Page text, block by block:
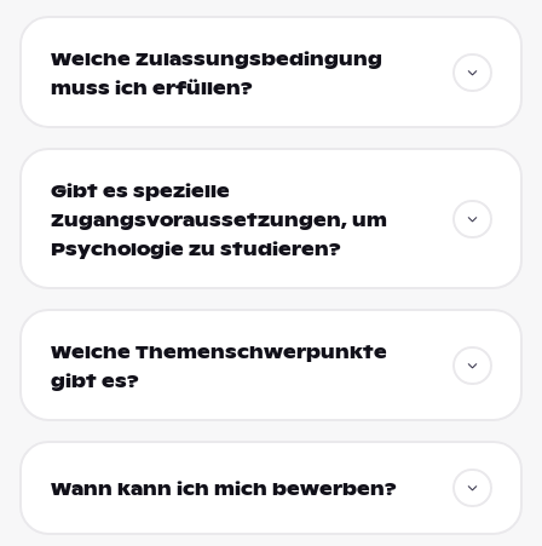
Welche Zulassungsbedingung
muss ich erfüllen?
Gibt es spezielle
Zugangsvoraussetzungen, um
Psychologie zu studieren?
Welche Themenschwerpunkte
gibt es?
Wann kann ich mich bewerben?